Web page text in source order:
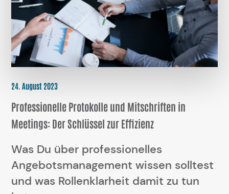
24. August 2023
Professionelle Protokolle und Mitschriften in
Meetings: Der Schlüssel zur Effizienz
Was Du über professionelles
Angebotsmanagement wissen solltest
und was Rollenklarheit damit zu tun